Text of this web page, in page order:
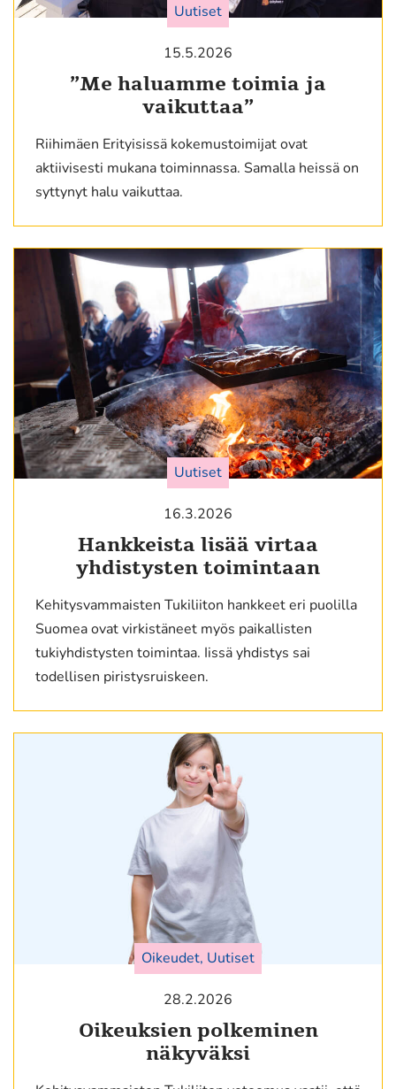
n)
Uutiset
15.5.2026
”Me haluamme toimia ja
vaikuttaa”
Riihimäen Erityisissä kokemustoimijat ovat
aktiivisesti mukana toiminnassa. Samalla heissä on
syttynyt halu vaikuttaa.
Uutiset
16.3.2026
Hankkeista lisää virtaa
yhdistysten toimintaan
Kehitysvammaisten Tukiliiton hankkeet eri puolilla
Suomea ovat virkistäneet myös paikallisten
tukiyhdistysten toimintaa. Iissä yhdistys sai
todellisen piristysruiskeen.
Oikeudet, Uutiset
28.2.2026
Oikeuksien polkeminen
näkyväksi